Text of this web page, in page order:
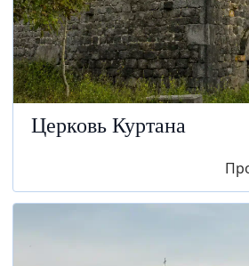
Церковь Куртана